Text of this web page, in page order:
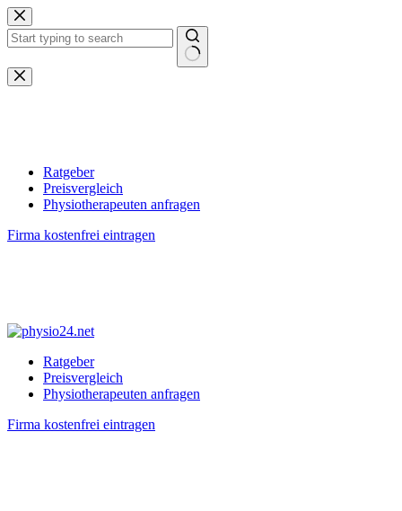
Zum
Inhalt
springen
Keine
Ergebnisse
Ratgeber
Preisvergleich
Physiotherapeuten anfragen
Firma kostenfrei eintragen
Ratgeber
Preisvergleich
Physiotherapeuten anfragen
Firma kostenfrei eintragen